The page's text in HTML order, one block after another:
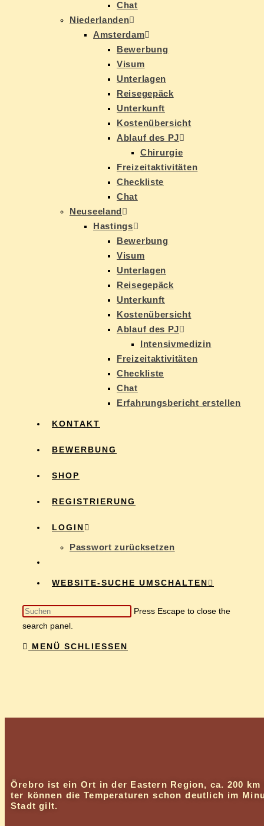
Chat
Nie­der­lan­den
Ams­ter­dam
Be­wer­bung
Vi­sum
Un­ter­la­gen
Rei­se­ge­päck
Un­ter­kunft
Kos­ten­über­sicht
Ab­lauf des PJ
Chir­ur­gie
Frei­zeit­ak­ti­vi­tä­ten
Check­lis­te
Chat
Neu­see­land
Has­tings
Be­wer­bung
Vi­sum
Un­ter­la­gen
Rei­se­ge­päck
Un­ter­kunft
Kos­ten­über­sicht
Ab­lauf des PJ
In­ten­siv­me­di­zin
Frei­zeit­ak­ti­vi­tä­ten
Check­lis­te
Chat
Er­fah­rungs­be­richt erstellen
KON­TAKT
BE­WER­BUNG
SHOP
RE­GIS­TRIE­RUNG
LOG­IN
Pass­wort zurücksetzen
WEBSITE-SUCHE UMSCHALTEN
Press Escape to close the
search panel.
MENÜ SCHLIESSEN
Öre­b­ro ist ein Ort in der Eas­tern Re­gi­on, ca. 200
ter kön­nen die Tem­pe­ra­tu­ren schon deut­lich im
Stadt gilt.